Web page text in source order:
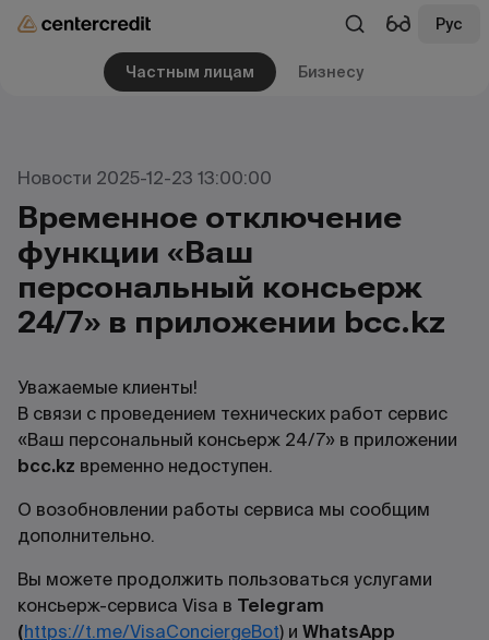
Рус
Частным лицам Бизнесу
Новости 2025-12-23 13:00:00
Временное отключение
функции «Ваш
персональный консьерж
24/7» в приложении bcc.kz
Уважаемые клиенты!
В связи с проведением технических работ сервис
«Ваш персональный консьерж 24/7» в приложении
bcc.kz временно недоступен.
О возобновлении работы сервиса мы сообщим
дополнительно.
Вы можете продолжить пользоваться услугами
консьерж-сервиса Visa в Telegram
(https://t.me/VisaConciergeBot) и WhatsApp